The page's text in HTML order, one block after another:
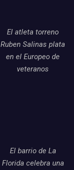
El atleta torreno
Ruben Salinas plata
en el Europeo de
veteranos
El barrio de La
Florida celebra una